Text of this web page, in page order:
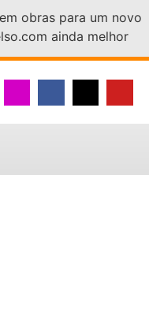
obras para um novo
ainda melhor